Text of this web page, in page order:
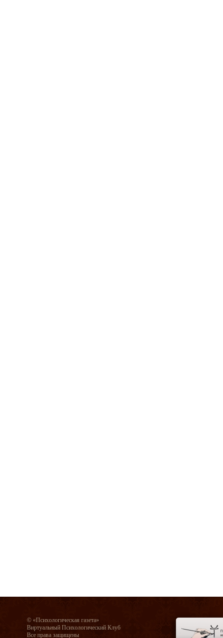
© «Психологическая газета»
Виртуальный Психологический Клуб
Все права защищены